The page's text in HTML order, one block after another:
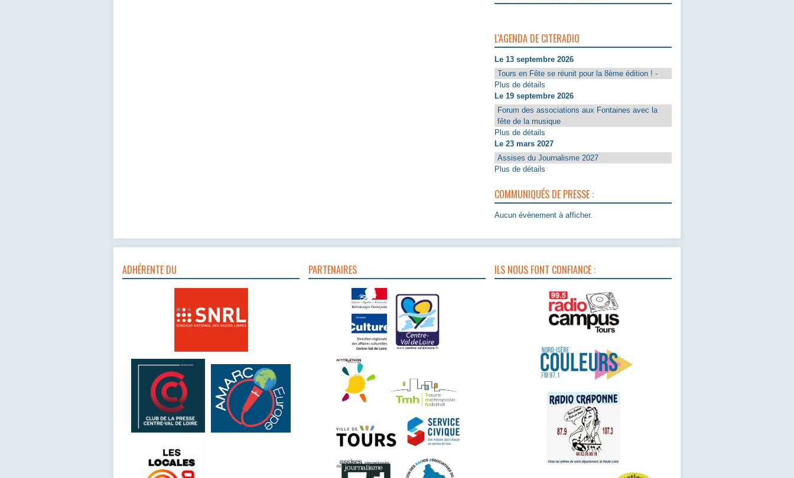
L'AGENDA DE CITERADIO
Le 13 septembre 2026
Tours en Fête se réunit pour la 8ème édition ! -
Plus de détails
Le 19 septembre 2026
Forum des associations aux Fontaines avec la
fête de la musique
Plus de détails
Le 23 mars 2027
Assises du Journalisme 2027
Plus de détails
COMMUNIQUÉS DE PRESSE :
Aucun évènement à afficher.
ADHÉRENTE DU PARTENAIRES ILS NOUS FONT CONFIANCE :